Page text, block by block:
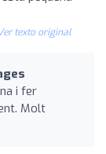
texto original
i fer
Molt